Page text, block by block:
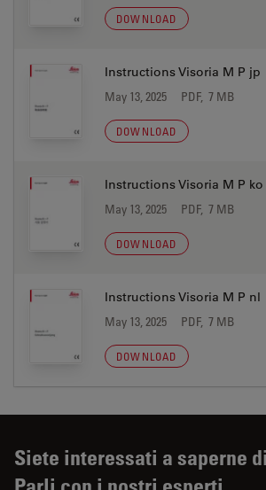
DOWNLOAD
Instructions Visoria M P jp
May 13, 2025 PDF, 7 MB
DOWNLOAD
Instructions Visoria M P ko
May 13, 2025 PDF, 7 MB
DOWNLOAD
Instructions Visoria M P nl
May 13, 2025 PDF, 7 MB
DOWNLOAD
Siete interessati a saperne